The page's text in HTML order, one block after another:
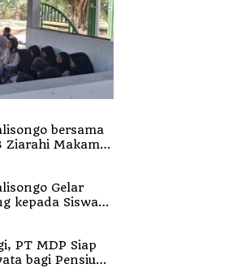
bersama
Ziarahi Makam
Gelar
kepada Siswa
MDP Siap
bagi Pensiun